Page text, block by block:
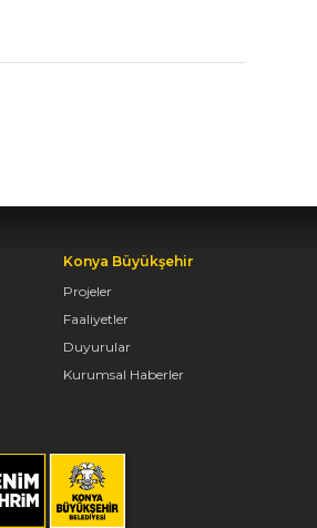
Konya Büyükşehir
Projeler
Faaliyetler
Duyurular
Kurumsal Haberler